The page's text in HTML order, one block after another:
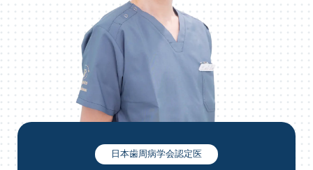
日本歯周病学会認定医